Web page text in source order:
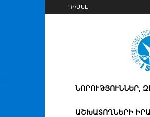
ԴԻՄԵԼ
ՆՈՐՈՒԹՅՈՒՆՆԵՐ,
ԱՇԽԱՏՈՂՆԵՐԻ